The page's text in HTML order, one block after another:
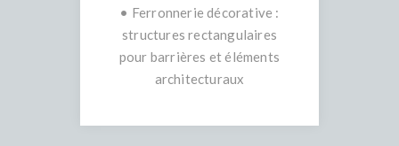
• Ferronnerie décorative :
structures rectangulaires
pour barrières et éléments
architecturaux